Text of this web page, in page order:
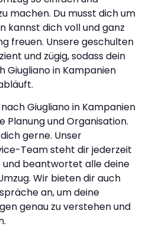
machen. Du musst dich um
kannst dich voll und ganz
freuen. Unsere geschulten
und zügig, sodass dein
Giugliano in Kampanien
Giugliano in Kampanien
und Organisation.
gerne. Unser
Team steht dir jederzeit
und beantwortet alle deine
Wir bieten dir auch
an, um deine
genau zu verstehen und